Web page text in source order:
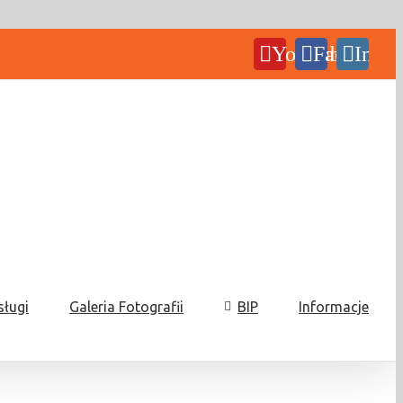
YouTubeFacebook
Galeria Fotografii BIP Informacje